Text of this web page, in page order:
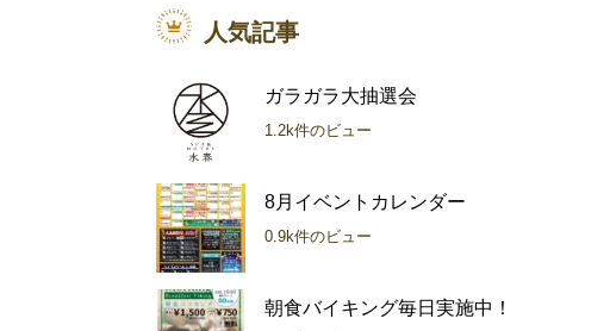
人気記事
ガラガラ大抽選会
1.2k件のビュー
8月イベントカレンダー
0.9k件のビュー
朝食バイキング毎日実施中！